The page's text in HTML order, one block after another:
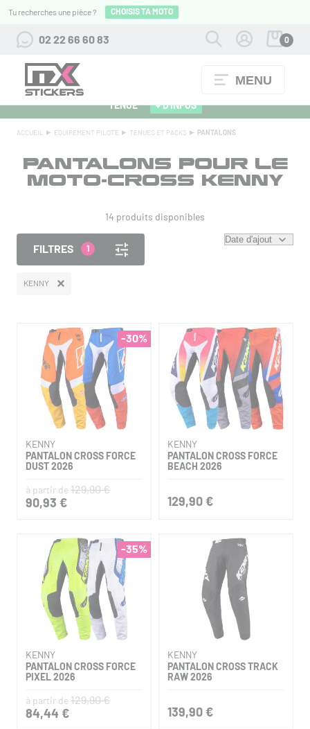
Tu recherches une pièce ? CHOISIS TA MOTO
02 22 66 60 83 0
MENU
ALPINESTARS 27 : FLOCAGE OFFERT POUR L'ACHAT D'UNE
TENUE
+ D'INFOS
ACCUEIL EQUIPEMENT PILOTE TENUES ET PACKS PANTALONS
PANTALONS POUR LE
MOTO-CROSS KENNY
FILTRES 1
KENNY
14 produits disponibles
-30%
KENNY
PANTALON CROSS FORCE
DUST 2026
à partir de129,90 €
90,93 €
KENNY
PANTALON CROSS FORCE
BEACH 2026
129,90 €
-35%
KENNY
PANTALON CROSS FORCE
PIXEL 2026
à partir de129,90 €
84,44 €
KENNY
PANTALON CROSS TRACK
RAW 2026
139,90 €